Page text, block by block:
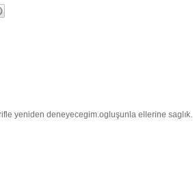
yeniden deneyecegim.ogluşunla ellerine saglık.